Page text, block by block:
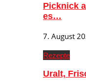
Picknick
es…
7. August
Rezepte
Uralt,